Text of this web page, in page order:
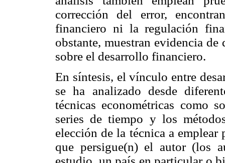
corrección del error,
financiero ni la regulación
obstante, muestran evidencia
sobre el desarrollo financiero.
En síntesis, el vínculo entre
se ha analizado desde
técnicas econométricas como
series de tiempo y los
elección de la técnica a
que persigue(n) el autor (los